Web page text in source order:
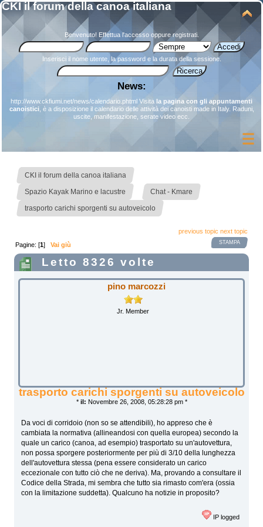
CKI il forum della canoa italiana
Benvenuto! Effettua l'accessooppureregistrati.
Inserisci il nome utente, la password e la durata della sessione.
News:
http://www.ckfiumi.net/news/calendario.phtml Visita la pagina con gli appuntamenti
canoistici, è a disposizione il calendario delle attività dei canoisti made in Italy. Raduni,
uscite, manifestazione, serate video ecc.
CKI il forum della canoa italiana
Spazio Kayak Marino e lacustre Chat - Kmare
trasporto carichi sporgenti su autoveicolo
previous topic next topic
STAMPA
Pagine: [1]Vai giù
Letto 8326 volte
pino marcozzi
Jr. Member
trasporto carichi sporgenti su autoveicolo
* il: Novembre 26, 2008, 05:28:28 pm *
Da voci di corridoio (non so se attendibili), ho appreso che è
cambiata la normativa (allineandosi con quella europea) secondo la
quale un carico (canoa, ad esempio) trasportato su un'autovettura,
non possa sporgere posteriormente per più di 3/10 della lunghezza
dell'autovettura stessa (pena essere considerato un carico
eccezionale con tutto ciò che ne deriva). Ma, provando a consultare il
Codice della Strada, mi sembra che tutto sia rimasto com'era (ossia
con la limitazione suddetta). Qualcuno ha notizie in proposito?
IP logged